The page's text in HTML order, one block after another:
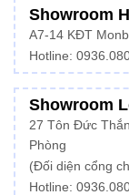
Showroom
A7-14 KĐT
Hotline:
Showroom
27 Tôn Đức
Phòng
(Đối diện cổng
Hotline: